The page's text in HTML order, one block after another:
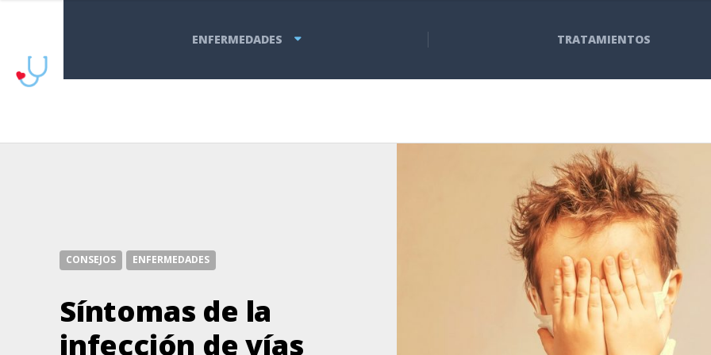
ENFERMEDADES TRATAMIENTOS
CONSEJOS ENFERMEDADES
Síntomas de la
infección de vías